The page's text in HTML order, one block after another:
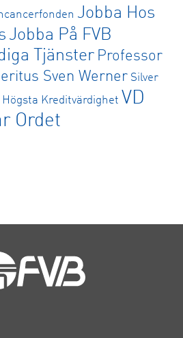
Jobba Hos
Jobba På FVB
Tjänster Professor
Sven Werner Silver
Högsta Kreditvärdighet VD
Ordet